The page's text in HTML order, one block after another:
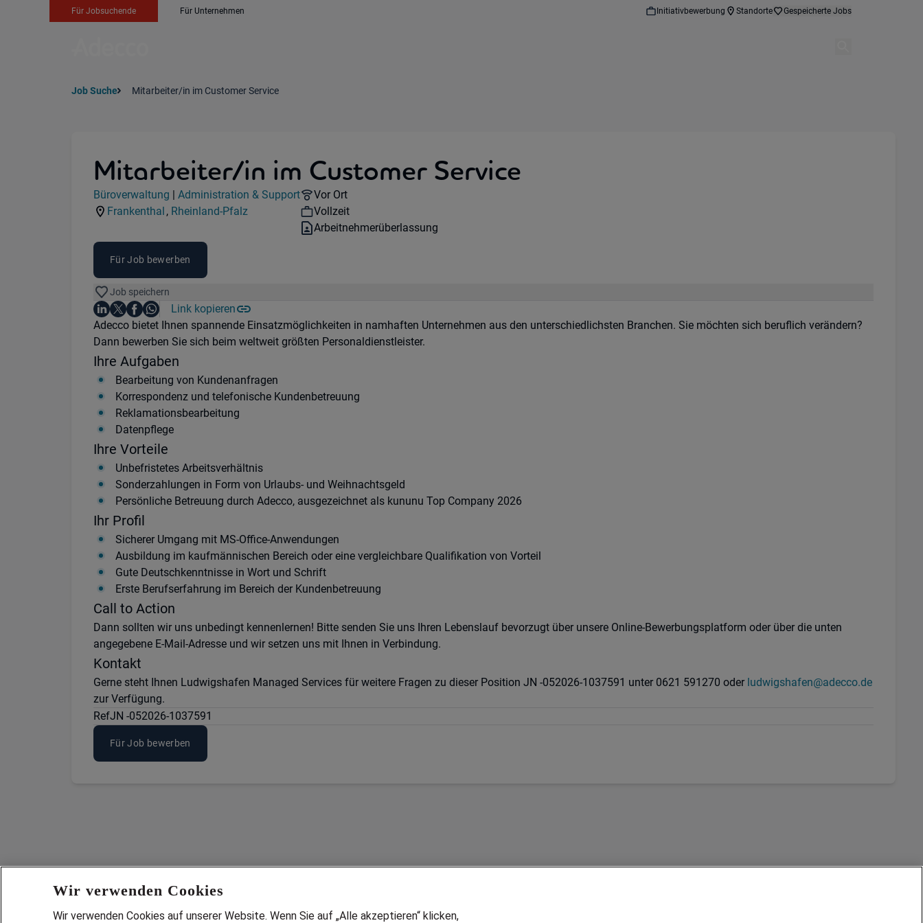
Für Jobsuchende Für Unternehmen Initiativbewerbung Standorte Gespeicherte Jobs
Job Suche Mitarbeiter/in im Customer Service
Mitarbeiter/in im Customer Service
Jobdetails
Kategorie:
Büroverwaltung |
Industry:
Administration & Support
Standorte:
Frankenthal ,
Region:
Rheinland-Pfalz
Remote Option:
Vor Ort
Workhours:
Vollzeit
Vertragsart:
Arbeitnehmerüberlassung
Für Job bewerben
Job speichern
Teile diesen Job
Auf LinkedIn teilen
Auf X teilen
Auf Facebook teilen
Auf WhatsApp teilen
Link kopieren
Einleitung
Adecco bietet Ihnen spannende Einsatzmöglichkeiten in namhaften Unternehmen aus den unterschiedlichsten Branchen. Sie möchten sich beruflich verändern?
Dann bewerben Sie sich beim weltweit größten Personaldienstleister.
Ihre Aufgaben
Bearbeitung von Kundenanfragen
Korrespondenz und telefonische Kundenbetreuung
Reklamationsbearbeitung
Datenpflege
Ihre Vorteile
Unbefristetes Arbeitsverhältnis
Sonderzahlungen in Form von Urlaubs- und Weihnachtsgeld
Persönliche Betreuung durch Adecco, ausgezeichnet als kununu Top Company 2026
Ihr Profil
Sicherer Umgang mit MS-Office-Anwendungen
Ausbildung im kaufmännischen Bereich oder eine vergleichbare Qualifikation von Vorteil
Gute Deutschkenntnisse in Wort und Schrift
Erste Berufserfahrung im Bereich der Kundenbetreuung
Call to Action
Dann sollten wir uns unbedingt kennenlernen! Bitte senden Sie uns Ihren Lebenslauf bevorzugt über unsere Online-Bewerbungsplatform oder über die unten
angegebene E-Mail-Adresse und wir setzen uns mit Ihnen in Verbindung.
Kontakt
Gerne steht Ihnen Ludwigshafen Managed Services für weitere Fragen zu dieser Position JN -052026-1037591 unter 0621 591270 oder ludwigshafen@adecco.de
zur Verfügung.
RefJN -052026-1037591
Für Job bewerben
Wir verwenden Cookies
Wir verwenden Cookies auf unserer Website. Wenn Sie auf „Alle akzeptieren“ klicken,